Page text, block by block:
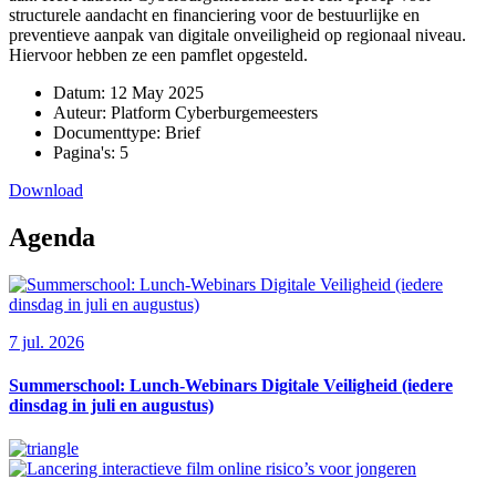
structurele aandacht en financiering voor de bestuurlijke en
preventieve aanpak van digitale onveiligheid op regionaal niveau.
Hiervoor hebben ze een pamflet opgesteld.
Datum: 12 May 2025
Auteur: Platform Cyberburgemeesters
Documenttype: Brief
Pagina's: 5
Download
Agenda
7 jul. 2026
Summerschool: Lunch-Webinars Digitale Veiligheid (iedere
dinsdag in juli en augustus)